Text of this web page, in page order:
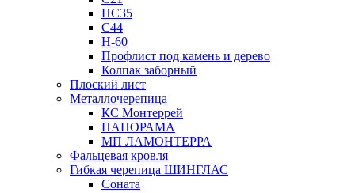
НС35
С44
Н-60
Профлист под камень и дерево
Колпак заборный
Плоский лист
Металлочерепица
КС Монтеррей
ПАНОРАМА
МП ЛАМОНТЕРРА
Фальцевая кровля
Гибкая черепица ШИНГЛАС
Соната